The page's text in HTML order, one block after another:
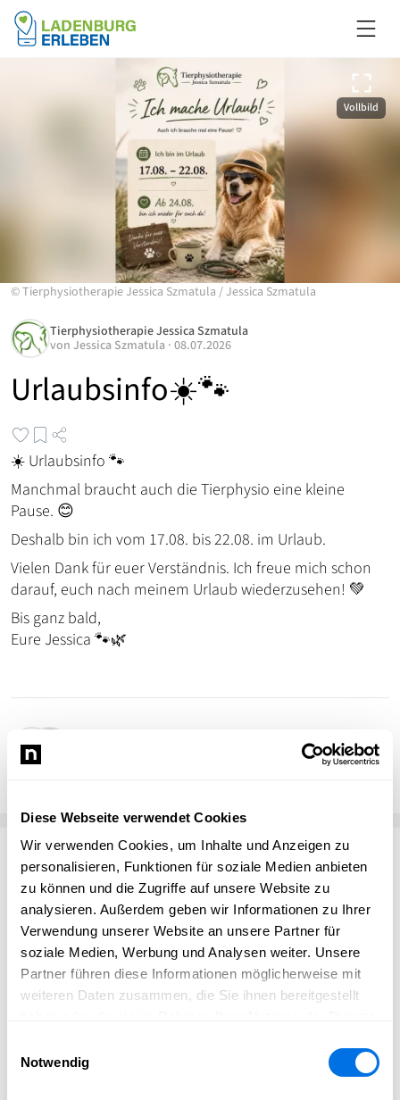
Diese Webseite verwendet Cookies
Wir verwenden Cookies, um Inhalte und Anzeigen zu
personalisieren, Funktionen für soziale Medien anbieten
zu können und die Zugriffe auf unsere Website zu
analysieren. Außerdem geben wir Informationen zu Ihrer
Verwendung unserer Website an unsere Partner für
soziale Medien, Werbung und Analysen weiter. Unsere
Partner führen diese Informationen möglicherweise mit
weiteren Daten zusammen, die Sie ihnen bereitgestellt
Notwendig
Vollbild
©Tierphysiotherapie Jessica Szmatula / Jessica Szmatula
Urlaubsinfo☀️🐾
Tierphysiotherapie Jessica Szmatula
von Jessica Szmatula · 08.07.2026
☀️ Urlaubsinfo 🐾
Manchmal braucht auch die Tierphysio eine kleine
Pause. 😊
Deshalb bin ich vom 17.08. bis 22.08. im Urlaub.
Vielen Dank für euer Verständnis. Ich freue mich schon
darauf, euch nach meinem Urlaub wiederzusehen! 💚
Bis ganz bald,
Eure Jessica 🐾🌿
JS
Passend zum Thema